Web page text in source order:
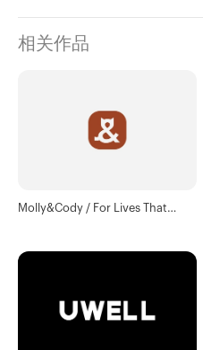
相关作品
Molly&Cody / For Lives That